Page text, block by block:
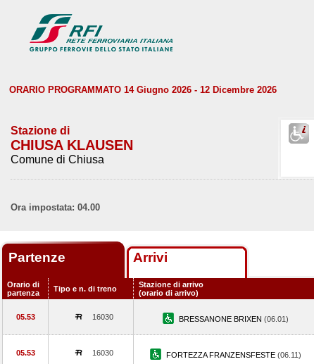
ORARIO PROGRAMMATO 14 Giugno 2026 - 12 Dicembre 2026
Stazione di
CHIUSA KLAUSEN
Comune di Chiusa
Ora impostata: 04.00
Partenze Arrivi
Orario di
partenza
Tipo e n. di treno
Stazione di arrivo
(orario di arrivo)
05.53 16030 BRESSANONE BRIXEN (06.01)
05.53 16030 FORTEZZA FRANZENSFESTE (06.11)